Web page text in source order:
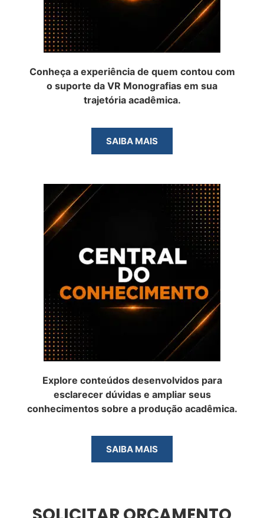
Conheça a experiência de quem contou com
o suporte da VR Monografias em sua
trajetória acadêmica.
SAIBA MAIS
Explore conteúdos desenvolvidos para
esclarecer dúvidas e ampliar seus
conhecimentos sobre a produção acadêmica.
SAIBA MAIS